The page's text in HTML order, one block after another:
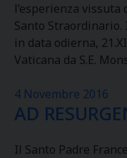
l’esperienza vissuta
Santo
in data odierna,
Vaticana da S.E.
4 Novembre 2016
AD
Il Santo Padre